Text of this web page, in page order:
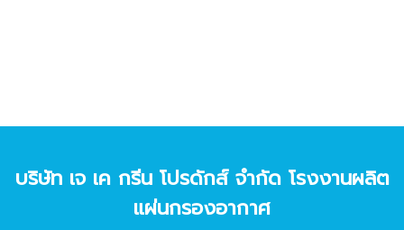
บริษัท เจ เค กรีน โปรดักส์ จํากัด โรงงานผลิต
แผ่นกรองอากาศ